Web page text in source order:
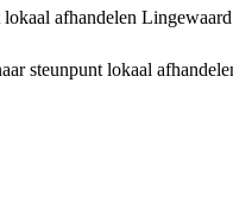
lokaal afhandelen Lingewaard
steunpunt lokaal